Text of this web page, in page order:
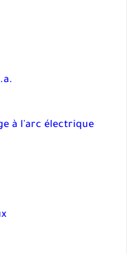
à l'arc électrique